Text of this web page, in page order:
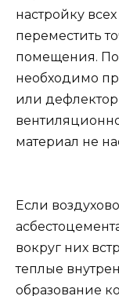
настройку
переместить
помещения.
необходимо
или
материал не
Если
вокруг них
теплые
образование